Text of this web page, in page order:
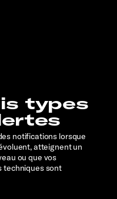
types
notifications lorsque
atteignent un
ou que vos
techniques sont